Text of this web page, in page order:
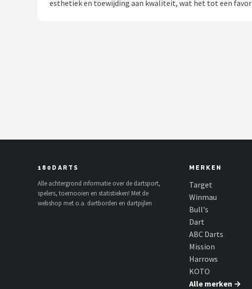
Bull's
esthetiek en toewijding aan kwaliteit, wat het tot een
180DARTS
Alle achtergrond informatie over de dartsport,
spelers, toernooien en statistieken! Met de
webshop met o.a. dartborden en dartpijlen
MERKEN
Target
Winmau
Bull's
Dart
ABC Darts
Mission
Harrows
KOTO
Alle merken →